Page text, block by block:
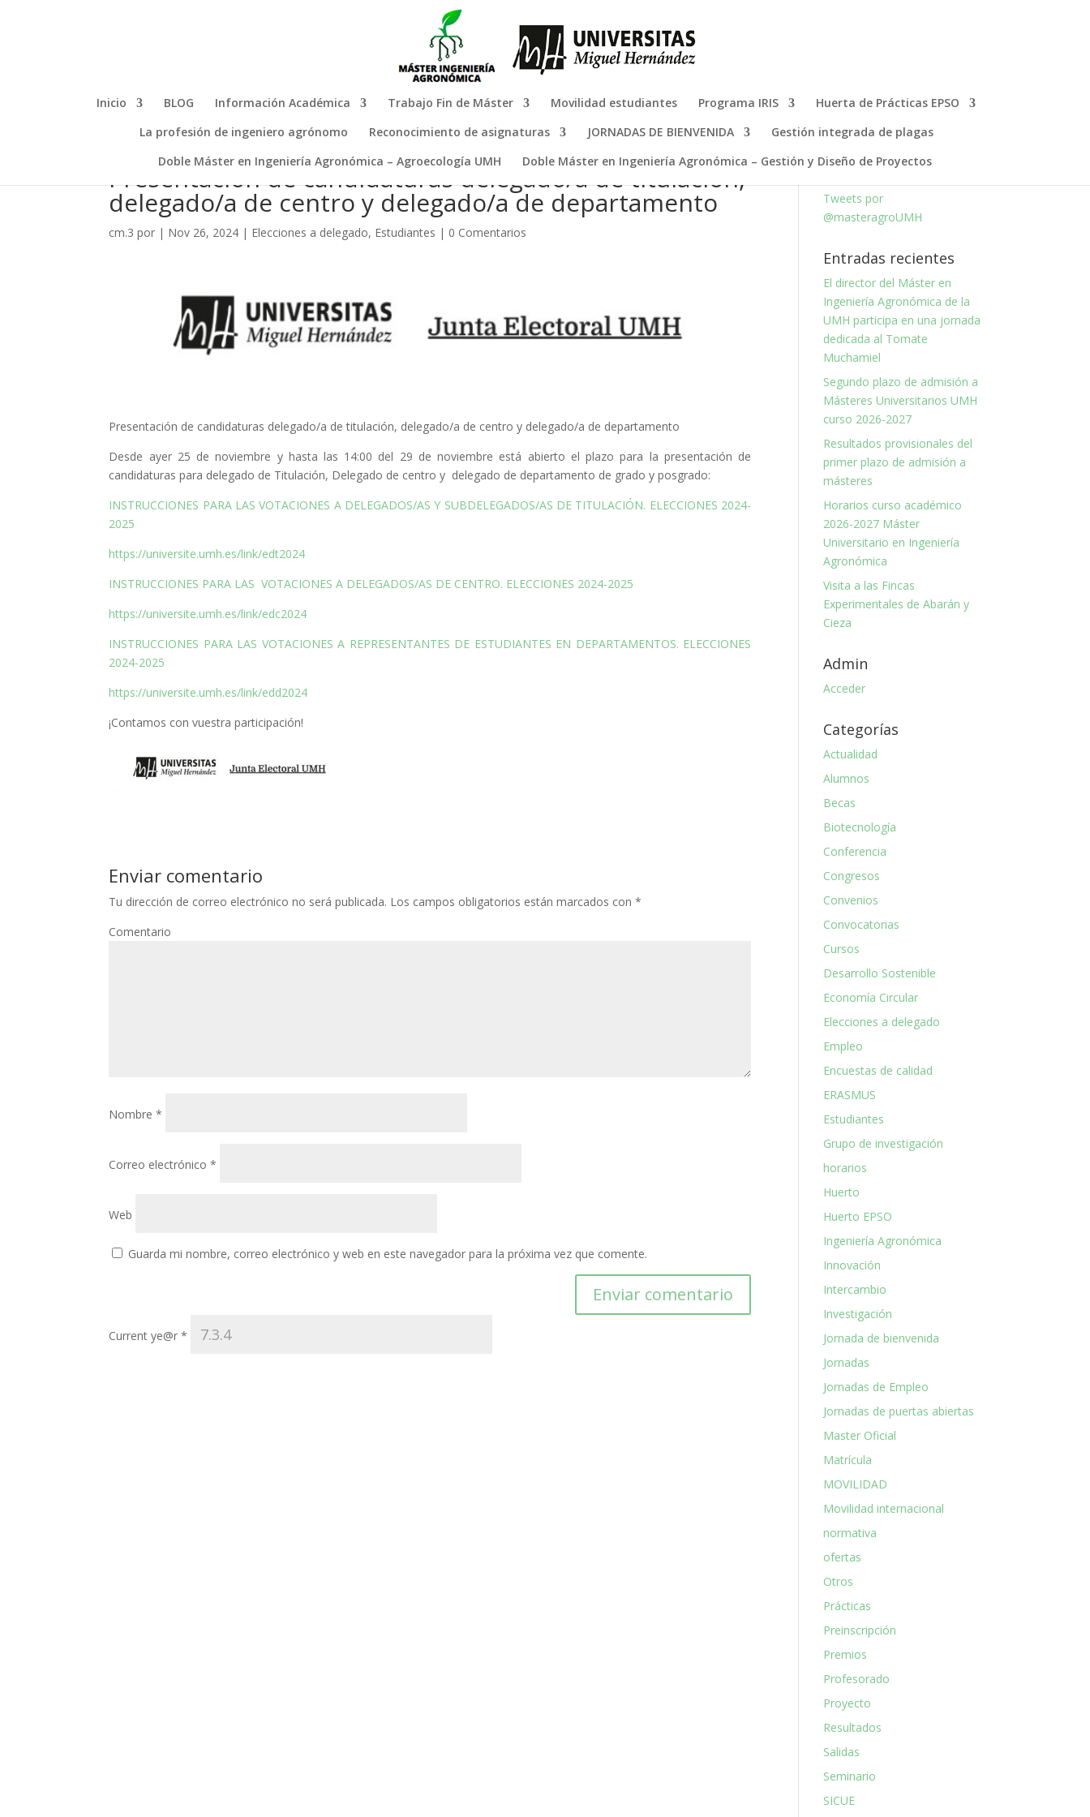
Inicio BLOG Información Académica Trabajo Fin de Máster Movilidad estudiantes Programa IRIS
Huerta de Prácticas EPSO
La profesión de ingeniero agrónomo
Reconocimiento de asignaturas JORNADAS DE BIENVENIDA
Gestión integrada de plagas
Doble Máster en Ingeniería Agronómica – Agroecología UMH
Doble Máster en Ingeniería Agronómica – Gestión y Diseño de Proyectos
Presentación de candidaturas delegado/a de titulación,
delegado/a de centro y delegado/a de departamento
cm.3 por | Nov 26, 2024 | Elecciones a delegado, Estudiantes | 0 Comentarios
Presentación de candidaturas delegado/a de titulación, delegado/a de centro y delegado/a de departamento
Desde ayer 25 de noviembre y hasta las 14:00 del 29 de noviembre está abierto el plazo para la presentación de
candidaturas para delegado de Titulación, Delegado de centro y delegado de departamento de grado y posgrado:
INSTRUCCIONES PARA LAS VOTACIONES A DELEGADOS/AS Y SUBDELEGADOS/AS DE TITULACIÓN. ELECCIONES 2024-
2025
https://universite.umh.es/link/edt2024
INSTRUCCIONES PARA LAS VOTACIONES A DELEGADOS/AS DE CENTRO. ELECCIONES 2024-2025
https://universite.umh.es/link/edc2024
INSTRUCCIONES PARA LAS VOTACIONES A REPRESENTANTES DE ESTUDIANTES EN DEPARTAMENTOS. ELECCIONES
2024-2025
https://universite.umh.es/link/edd2024
¡Contamos con vuestra participación!
Enviar comentario
Tu dirección de correo electrónico no será publicada. Los campos obligatorios están marcados con*
Comentario
Nombre*
Correo electrónico*
Web
Guarda mi nombre, correo electrónico y web en este navegador para la próxima vez que comente.
Current ye@r*
Tweets por
@masteragroUMH
Entradas recientes
El director del Máster en
Ingeniería Agronómica de la
UMH participa en una jornada
dedicada al Tomate
Muchamiel
Segundo plazo de admisión a
Másteres Universitarios UMH
curso 2026-2027
Resultados provisionales del
primer plazo de admisión a
másteres
Horarios curso académico
2026-2027 Máster
Universitario en Ingeniería
Agronómica
Visita a las Fincas
Experimentales de Abarán y
Cieza
Admin
Acceder
Categorías
Actualidad
Alumnos
Becas
Biotecnología
Conferencia
Congresos
Convenios
Convocatorias
Cursos
Desarrollo Sostenible
Economía Circular
Elecciones a delegado
Empleo
Encuestas de calidad
ERASMUS
Estudiantes
Grupo de investigación
horarios
Huerto
Huerto EPSO
Ingeniería Agronómica
Innovación
Intercambio
Investigación
Jornada de bienvenida
Jornadas
Jornadas de Empleo
Jornadas de puertas abiertas
Master Oficial
Matrícula
MOVILIDAD
Movilidad internacional
normativa
ofertas
Otros
Prácticas
Preinscripción
Premios
Profesorado
Proyecto
Resultados
Salidas
Seminario
SICUE